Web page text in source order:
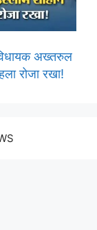
अख्तरुल
रोजा रखा!